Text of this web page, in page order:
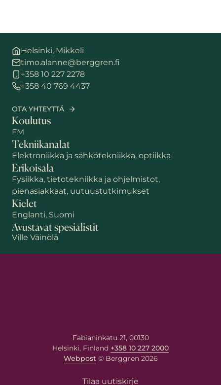
Helsinki, Mikkeli
timo.alanne@berggren.fi
+358 10 227 2278
+358 40 769 4437
OTA YHTEYTTÄ
Koulutus
FM
Tekniikanalat
Elektroniikka ja sähkötekniikka, optiikka
Erikoisala
Fysiikka, tietotekniikka ja ohjelmistot,
pienasiakkaat, uutuustutkimukset
Kielet
Englanti, Suomi
Avustavat spesialistit
Ville Väinölä
Etunimi
Kirjoita viestisi alla olevaan
Fabianinkatu 21, 00130
Helsinki, Finland +358 10 227 2000
Webpost© Berggren 2026
Tilaa uutiskirje